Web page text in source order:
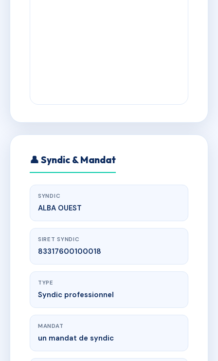
👤 Syndic & Mandat
SYNDIC
ALBA OUEST
SIRET SYNDIC
83317600100018
TYPE
Syndic professionnel
MANDAT
un mandat de syndic